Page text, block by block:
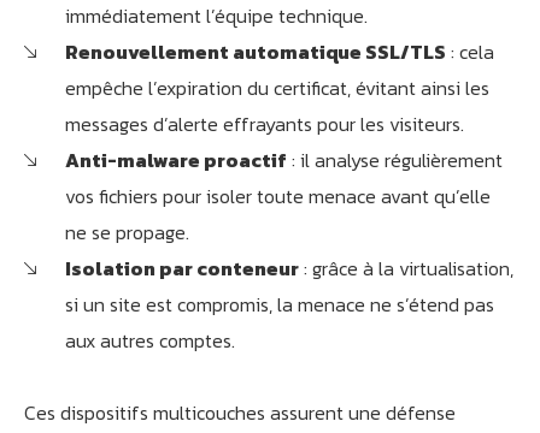
immédiatement l’équipe technique.
Renouvellement automatique SSL/TLS : cela
empêche l’expiration du certificat, évitant ainsi les
messages d’alerte effrayants pour les visiteurs.
Anti-malware proactif : il analyse régulièrement
vos fichiers pour isoler toute menace avant qu’elle
ne se propage.
Isolation par conteneur: grâce à la virtualisation,
si un site est compromis, la menace ne s’étend pas
aux autres comptes.
Ces dispositifs multicouches assurent une défense